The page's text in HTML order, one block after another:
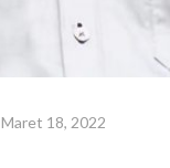
Maret 18, 2022